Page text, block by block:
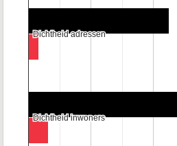
Dichtheid adressen
Dichtheid adressen
Dichtheid inwoners
Dichtheid inwoners